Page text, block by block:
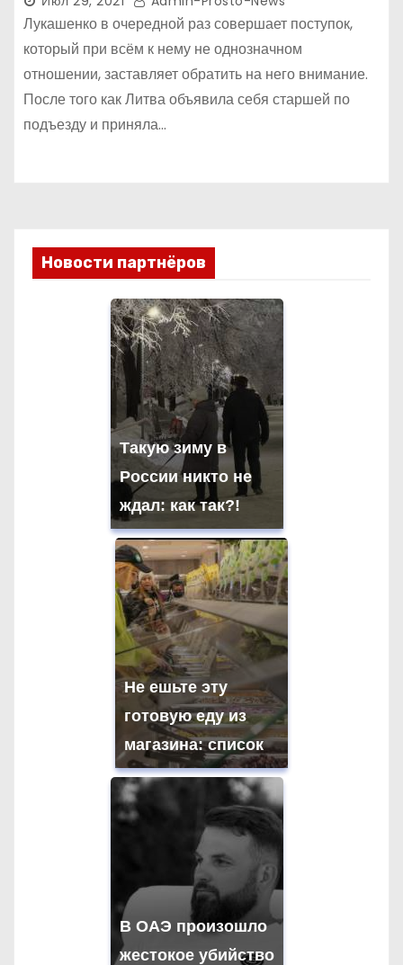
Лукашенко в очередной раз совершает поступок,
который при всём к нему не однозначном
отношении, заставляет обратить на него внимание.
После того как Литва объявила себя старшей по
подъезду и приняла…
Новости партнёров
Такую зиму в
России никто не
ждал: как так?!
Не ешьте эту
готовую еду из
магазина: список
В ОАЭ произошло
жестокое убийство